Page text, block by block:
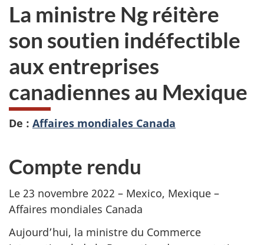
veux
pas
participer
au
sondage
du
site
web,
La ministre Ng réitère
son soutien indéfectible
aux entreprises
canadiennes au Mexique
De : Affaires mondiales Canada
Compte rendu
Le 23 novembre 2022 – Mexico, Mexique –
Affaires mondiales Canada
Aujourd’hui, la ministre du Commerce